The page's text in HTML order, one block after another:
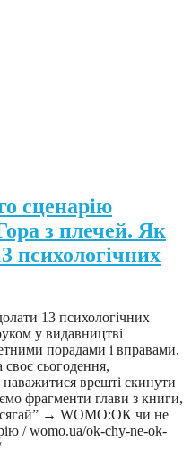
сценарію
з плечей. Як
психологічних
13 психологічних
у видавництві
порадами і вправами,
своє сьогодення,
наважитися врешті скинути
фрагменти глави з книги,
→ WOMO:ОК чи не
/ womo.ua/ok-chy-ne-ok-